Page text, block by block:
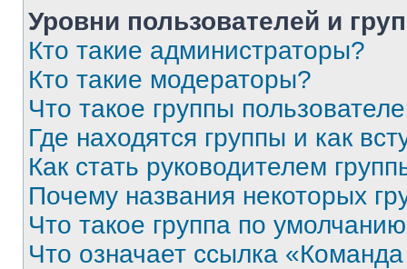
Уровни пользователей и
Кто такие администраторы?
Кто такие модераторы?
Что такое группы
Где находятся группы и как
Как стать руководителем
Почему названия некоторых
Что такое группа по
Что означает ссылка